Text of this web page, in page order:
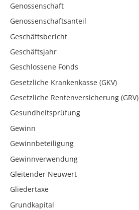
Genossenschaft
Genossenschaftsanteil
Geschäftsbericht
Geschäftsjahr
Geschlossene Fonds
Gesetzliche Krankenkasse (GKV)
Gesetzliche Rentenversicherung (GRV)
Gesundheitsprüfung
Gewinn
Gewinnbeteiligung
Gewinnverwendung
Gleitender Neuwert
Gliedertaxe
Grundkapital